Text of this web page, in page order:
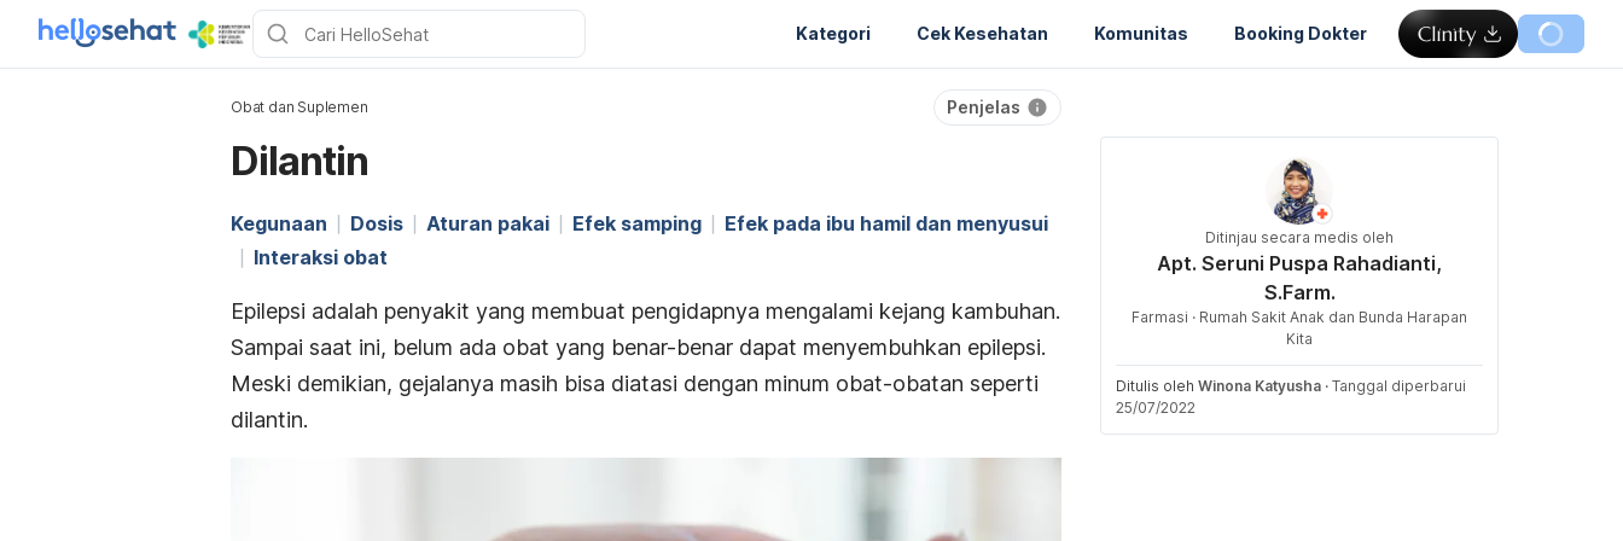
Kategori Cek Kesehatan Komunitas Booking Dokter
Obat dan Suplemen Penjelas
Dilantin
Kegunaan Dosis Aturan pakai Efek samping
Efek pada ibu hamil dan menyusui
Interaksi obat
Epilepsi adalah penyakit yang membuat pengidapnya mengalami kejang kambuhan.
Sampai saat ini, belum ada obat yang benar-benar dapat menyembuhkan epilepsi.
Meski demikian, gejalanya masih bisa diatasi dengan minum obat-obatan seperti
dilantin.
Ditinjau secara medis oleh
Apt. Seruni Puspa Rahadianti,
S.Farm.
Farmasi · Rumah Sakit Anak dan Bunda Harapan
Kita
Ditulis oleh Winona Katyusha · Tanggal diperbarui
25/07/2022